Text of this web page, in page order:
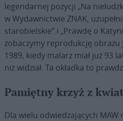
legendarnej pozycji „Na
w Wydawnictwie ZNAK,
starobielskie” i „Prawdę o
zobaczymy reprodukcję obrazu
1989, kiedy malarz miał już 93
niż widział. Ta okładka to
Pamiętny krzyż z
Dla wielu odwiedzających